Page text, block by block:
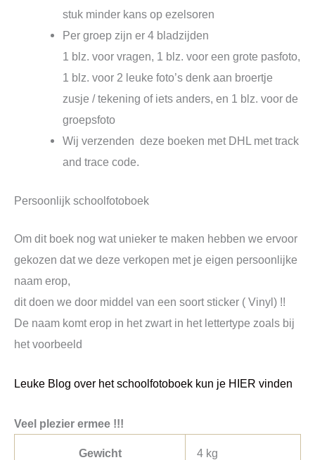
stuk minder kans op ezelsoren
Per groep zijn er 4 bladzijden
1 blz. voor vragen, 1 blz. voor een grote pasfoto,
1 blz. voor 2 leuke foto’s denk aan broertje
zusje / tekening of iets anders, en 1 blz. voor de
groepsfoto
Wij verzenden deze boeken met DHL met track
and trace code.
Persoonlijk schoolfotoboek
Om dit boek nog wat unieker te maken hebben we ervoor
gekozen dat we deze verkopen met je eigen persoonlijke
naam erop,
dit doen we door middel van een soort sticker ( Vinyl) !!
De naam komt erop in het zwart in het lettertype zoals bij
het voorbeeld
Leuke Blog over het schoolfotoboek kun je HIER vinden
Veel plezier ermee !!!
Gewicht 4 kg